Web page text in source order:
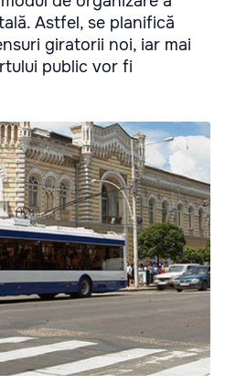
Astfel, se planifică
giratorii noi, iar mai
public vor fi